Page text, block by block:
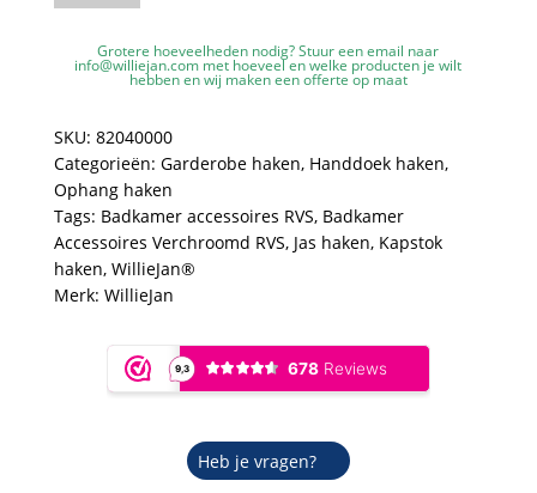
Kledinghaak
-
Verchroomd
RVS
aantal
Grotere hoeveelheden nodig? Stuur een email naar
info@williejan.com met hoeveel en welke producten je wilt
hebben en wij maken een offerte op maat
SKU: 82040000
Categorieën: Garderobe haken, Handdoek haken,
Ophang haken
Tags: Badkamer accessoires RVS, Badkamer
Accessoires Verchroomd RVS, Jas haken, Kapstok
haken, WillieJan®
Merk: WillieJan
Heb je vragen?